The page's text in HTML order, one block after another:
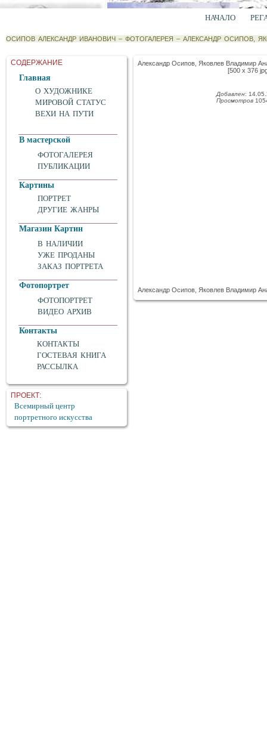
НАЧАЛО
ОСИПОВ АЛЕКСАНДР ИВАНОВИЧ – ФОТОГАЛЕРЕЯ – АЛЕКСАНДР ОСИПОВ,
СОДЕРЖАНИЕ
Главная
О ХУДОЖНИКЕ
МИРОВОЙ СТАТУС
ВЕХИ НА ПУТИ
В мастерской
ФОТОГАЛЕРЕЯ
ПУБЛИКАЦИИ
Картины
ПОРТРЕТ
ДРУГИЕ ЖАНРЫ
Магазин Картин
В НАЛИЧИИ
УЖЕ ПРОДАНЫ
ЗАКАЗ ПОРТРЕТА
Фотопортрет
ФОТОПОРТРЕТ
ВИДЕО АРХИВ
Контакты
КОНТАКТЫ
ГОСТЕВАЯ КНИГА
РАССЫЛКА
ПРОЕКТ:
Всемирный центр
портретного искусства
Александр Осипов, Яковлев Владимир
[500 x 376
Добавлен:
Просмотров
Александр Осипов, Яковлев Владимир